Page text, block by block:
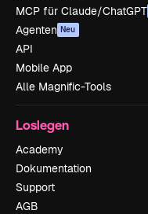
MCP für Claude/ChatGPT
Agenten Neu
API
Mobile App
Alle Magnific-Tools
Loslegen
Academy
Dokumentation
Support
AGB